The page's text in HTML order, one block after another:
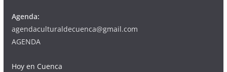
Agenda:
agendaculturaldecuenca@gmail.com
AGENDA
Hoy en Cuenca